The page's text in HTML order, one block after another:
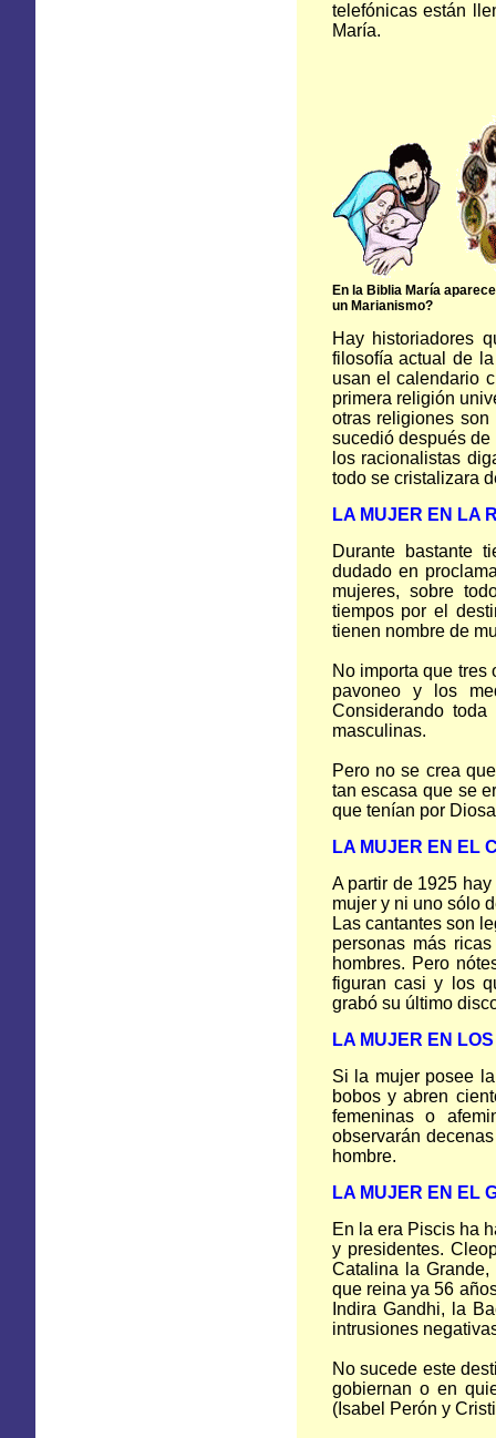
telefónicas están
María.
En la Biblia Maríaaparece
un Marianismo?
Hay historiadores
filosofía actual de
usan el calendario
primera religión
otras religiones
sucedió después
los racionalistas
todo se cristalizara
LA MUJER EN LA
Durante bastante
dudado en
mujeres, sobre
tiempos por el
tienen nombre de
No importa que tres
pavoneo y los
Considerando
masculinas.
Pero no se crea
tan escasa que se
que tenían por
LA MUJER EN EL
A partir de 1925
mujer y ni uno sólo
Las cantantes son
personas más
hombres. Pero
figuran casi y los
grabó su último
LA MUJER EN
Si la mujer posee
bobos y abren
femeninas o
observarán
hombre.
LA MUJER EN EL
En la era Piscis ha
y presidentes.
Catalina la
que reina ya 56
Indira Gandhi, la
intrusiones
No sucede este
gobiernan o en
(Isabel Perón y